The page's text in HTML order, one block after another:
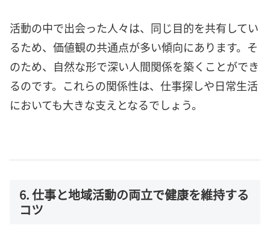
活動の中で出会った人々は、同じ目的を共有してい
るため、価値観の共通点が多い傾向にあります。そ
のため、自然な形で深い人間関係を築くことができ
るのです。これらの関係性は、仕事探しや日常生活
においても大きな支えとなるでしょう。
6. 仕事と地域活動の両立で健康を維持する
コツ